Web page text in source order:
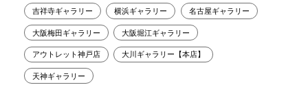
吉祥寺ギャラリー 横浜ギャラリー 名古屋ギャラリー
大阪梅田ギャラリー 大阪堀江ギャラリー
アウトレット神戸店 大川ギャラリー【本店】
天神ギャラリー